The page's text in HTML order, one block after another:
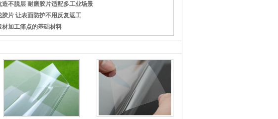
造不脱层 耐磨胶片适配多工业场景
胶片 让表面防护不用反复返工
材加工痛点的基础材料